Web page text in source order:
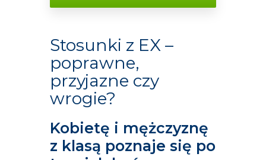
Stosunki z EX –
poprawne,
przyjazne czy
wrogie?
Kobietę i mężczyznę
z klasą poznaje się po